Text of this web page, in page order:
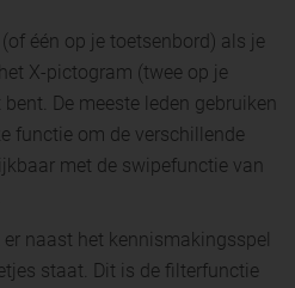
één op je toetsenbord) als je
X-pictogram (twee op je
De meeste leden gebruiken
functie om de verschillende
met de swipefunctie van
naast het kennismakingsspel
staat. Dit is de filterfunctie